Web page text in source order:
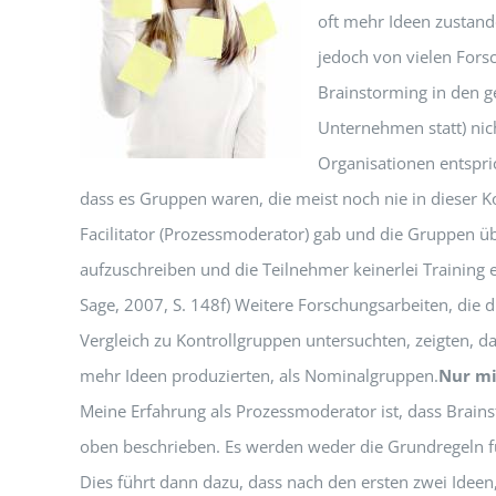
oft mehr Ideen
jedoch von vielen
Brainstorming in den
Unternehmen statt)
Organisationen
dass es Gruppen waren, die meist noch nie in dieser
Facilitator (Prozessmoderator) gab und die Gruppen
aufzuschreiben und die Teilnehmer keinerlei Training
Sage, 2007, S. 148f) Weitere Forschungsarbeiten,
Vergleich zu Kontrollgruppen untersuchten, zeigten,
mehr Ideen produzierten, als Nominalgruppen.Nur
Meine Erfahrung als Prozessmoderator ist, dass
oben beschrieben. Es werden weder die
Dies führt dann dazu, dass nach den ersten zwei